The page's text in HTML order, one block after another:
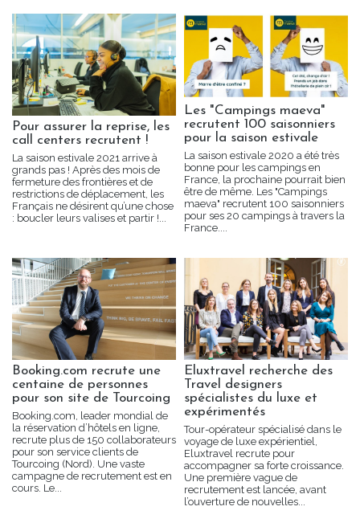
Pour assurer la reprise, les
call centers recrutent !
La saison estivale 2021 arrive à
grands pas ! Après des mois de
fermeture des frontières et de
restrictions de déplacement, les
Français ne désirent qu’une chose
: boucler leurs valises et partir !...
Les "Campings maeva"
recrutent 100 saisonniers
pour la saison estivale
La saison estivale 2020 a été très
bonne pour les campings en
France, la prochaine pourrait bien
être de même. Les "Campings
maeva" recrutent 100 saisonniers
pour ses 20 campings à travers la
France....
Booking.com recrute une
centaine de personnes
pour son site de Tourcoing
Booking.com, leader mondial de
la réservation d’hôtels en ligne,
recrute plus de 150 collaborateurs
pour son service clients de
Tourcoing (Nord). Une vaste
campagne de recrutement est en
cours. Le...
Eluxtravel recherche des
Travel designers
spécialistes du luxe et
expérimentés
Tour-opérateur spécialisé dans le
voyage de luxe expérientiel,
Eluxtravel recrute pour
accompagner sa forte croissance.
Une première vague de
recrutement est lancée, avant
l’ouverture de nouvelles...